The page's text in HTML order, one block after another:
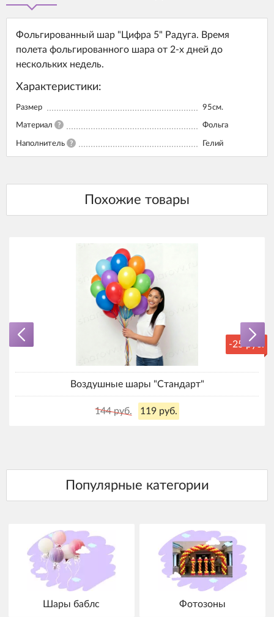
Фольгированный шар "Цифра 5" Радуга. Время
полета фольгированного шара от 2-х дней до
нескольких недель.
Характеристики:
Размер 95см.
Материал ? Фольга
Наполнитель ? Гелий
-25 руб.
Воздушные шары "Стандарт"
144 руб. 119 руб.
Шары баблс Фотозоны